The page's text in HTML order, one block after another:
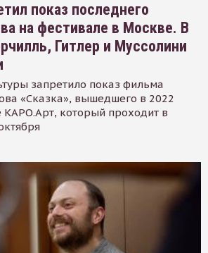
показ последнего
на фестивале в Москве. В
Гитлер и Муссолини
запретило показ фильма
«Сказка», вышедшего в 2022
КАРО.Арт, который проходит в